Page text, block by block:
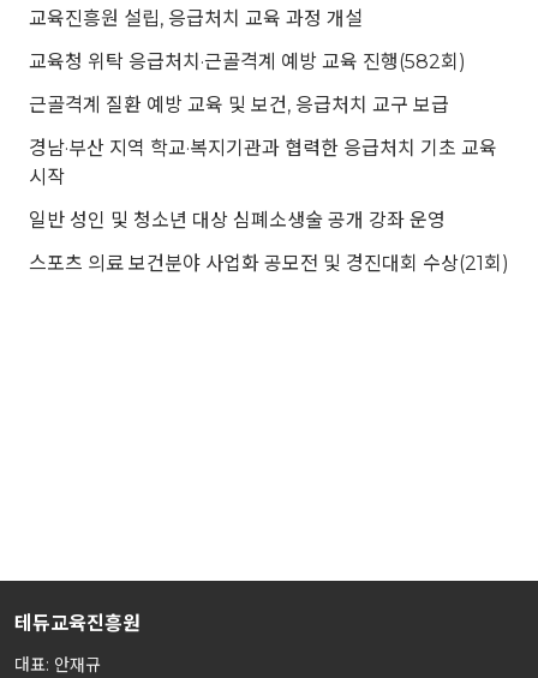
교육진흥원 설립, 응급처치 교육 과정 개설
교육청 위탁 응급처치·근골격계 예방 교육 진행(582회)
근골격계 질환 예방 교육 및 보건, 응급처치 교구 보급
경남·부산 지역 학교·복지기관과 협력한 응급처치 기초 교육
시작
일반 성인 및 청소년 대상 심폐소생술 공개 강좌 운영
스포츠 의료 보건분야 사업화 공모전 및 경진대회 수상(21회)
테듀교육진흥원
대표: 안재규